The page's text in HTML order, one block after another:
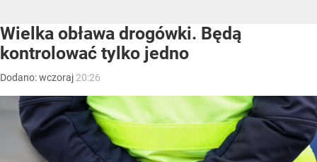
Wielka obława drogówki. Będą
kontrolować tylko jedno
Dodano:wczoraj 20:26